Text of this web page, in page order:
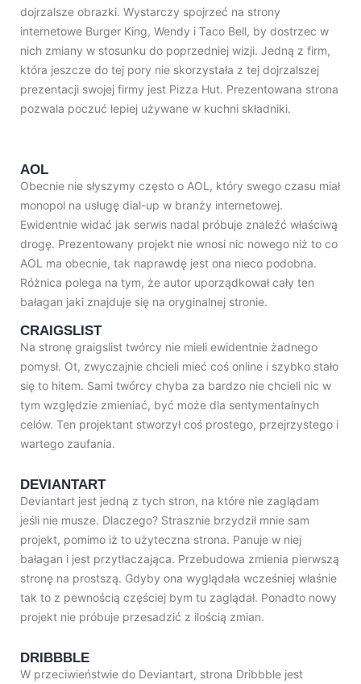
dojrzalsze obrazki. Wystarczy spojrzeć na strony
internetowe Burger King, Wendy i Taco Bell, by dostrzec w
nich zmiany w stosunku do poprzedniej wizji. Jedną z firm,
która jeszcze do tej pory nie skorzystała z tej dojrzalszej
prezentacji swojej firmy jest Pizza Hut. Prezentowana strona
pozwala poczuć lepiej używane w kuchni składniki.
AOL
Obecnie nie słyszymy często o AOL, który swego czasu miał
monopol na usługę dial-up w branży internetowej.
Ewidentnie widać jak serwis nadal próbuje znaleźć właściwą
drogę. Prezentowany projekt nie wnosi nic nowego niż to co
AOL ma obecnie, tak naprawdę jest ona nieco podobna.
Różnica polega na tym, że autor uporządkował cały ten
bałagan jaki znajduje się na oryginalnej stronie.
CRAIGSLIST
Na stronę graigslist twórcy nie mieli ewidentnie żadnego
pomysł. Ot, zwyczajnie chcieli mieć coś online i szybko stało
się to hitem. Sami twórcy chyba za bardzo nie chcieli nic w
tym względzie zmieniać, być może dla sentymentalnych
celów. Ten projektant stworzył coś prostego, przejrzystego i
wartego zaufania.
DEVIANTART
Deviantart jest jedną z tych stron, na które nie zaglądam
jeśli nie musze. Dlaczego? Strasznie brzydził mnie sam
projekt, pomimo iż to użyteczna strona. Panuje w niej
bałagan i jest przytłaczająca. Przebudowa zmienia pierwszą
stronę na prostszą. Gdyby ona wyglądała wcześniej właśnie
tak to z pewnością częściej bym tu zaglądał. Ponadto nowy
projekt nie próbuje przesadzić z ilością zmian.
DRIBBBLE
W przeciwieństwie do Deviantart, strona Dribbble jest